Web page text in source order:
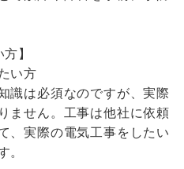
】
い方
識は必須なのですが、実際
ません。工事は他社に依頼
、実際の電気工事をしたい